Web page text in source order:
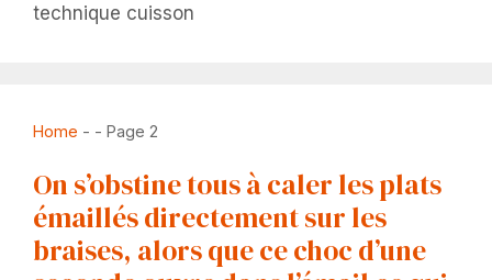
technique cuisson
Home - - Page 2
On s’obstine tous à caler les plats
émaillés directement sur les
braises, alors que ce choc d’une